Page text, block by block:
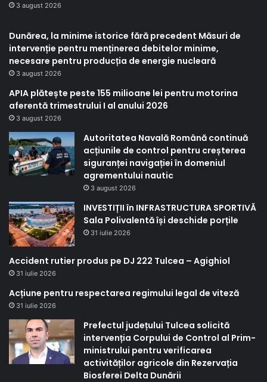
3 august 2026
Dunărea, la minime istorice fără precedent Măsuri de
intervenție pentru menținerea debitelor minime,
necesare pentru producția de energie nucleară
3 august 2026
APIA plătește peste 155 milioane lei pentru motorina
aferentă trimestrului I al anului 2026
3 august 2026
Autoritatea Navală Română continuă
acțiunile de control pentru creșterea
siguranței navigației în domeniul
agrementului nautic
3 august 2026
INVESTIȚII în INFRASTRUCTURA SPORTIVĂ
Sala Polivalentă își deschide porțile
31 iulie 2026
Accident rutier produs pe DJ 222 Tulcea – Agighiol
31 iulie 2026
Acțiune pentru respectarea regimului legal de viteză
31 iulie 2026
Prefectul județului Tulcea solicită
intervenția Corpului de Control al Prim-
ministrului pentru verificarea
activităților agricole din Rezervația
Biosferei Delta Dunării